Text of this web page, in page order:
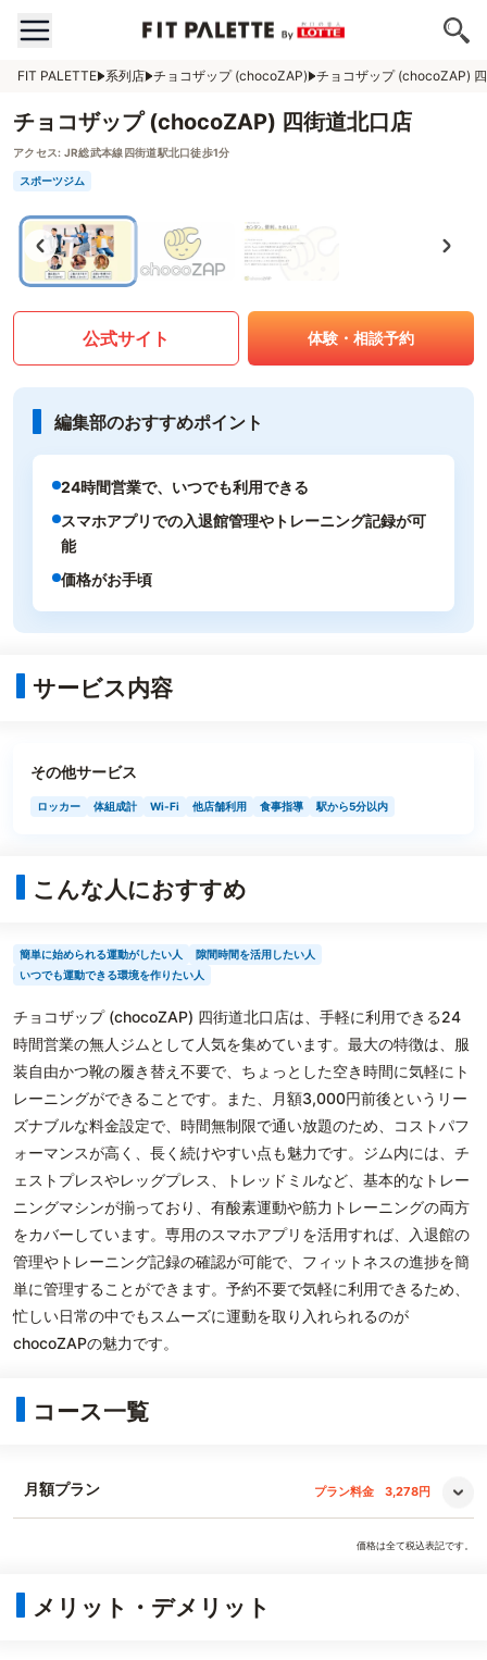
FIT PALETTE 系列店 チョコザップ (chocoZAP) チョコザップ (chocoZAP)
チョコザップ (chocoZAP) 四街道北口店
アクセス: JR総武本線四街道駅北口徒歩1分
スポーツジム
公式サイト 体験・相談予約
編集部のおすすめポイント
24時間営業で、いつでも利用できる
スマホアプリでの入退館管理やトレーニング記録が可
能
価格がお手頃
サービス内容
その他サービス
ロッカー 体組成計 Wi-Fi 他店舗利用 食事指導 駅から5分以内
こんな人におすすめ
簡単に始められる運動がしたい人
隙間時間を活用したい人
いつでも運動できる環境を作りたい人
チョコザップ (chocoZAP) 四街道北口店は、手軽に利用できる24
時間営業の無人ジムとして人気を集めています。最大の特徴は、服
装自由かつ靴の履き替え不要で、ちょっとした空き時間に気軽にト
レーニングができることです。また、月額3,000円前後というリー
ズナブルな料金設定で、時間無制限で通い放題のため、コストパフ
ォーマンスが高く、長く続けやすい点も魅力です。ジム内には、チ
ェストプレスやレッグプレス、トレッドミルなど、基本的なトレー
ニングマシンが揃っており、有酸素運動や筋力トレーニングの両方
をカバーしています。専用のスマホアプリを活用すれば、入退館の
管理やトレーニング記録の確認が可能で、フィットネスの進捗を簡
単に管理することができます。予約不要で気軽に利用できるため、
忙しい日常の中でもスムーズに運動を取り入れられるのが
chocoZAPの魅力です。
コース一覧
月額プラン プラン料金 3,278円
価格は全て税込表記です。
メリット・デメリット